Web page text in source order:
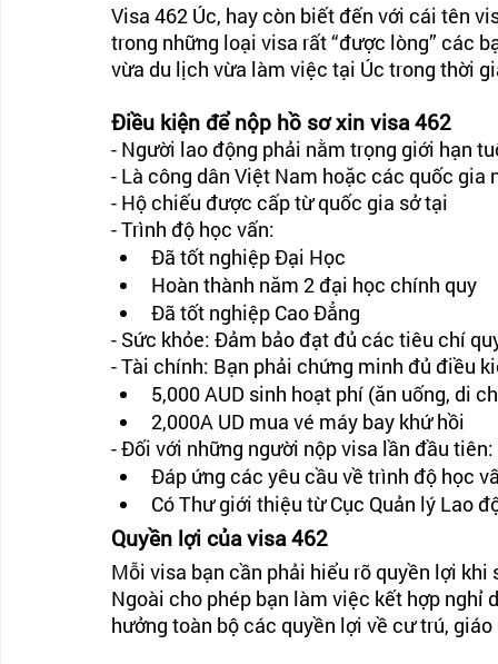
Visa 462 Úc, hay còn biết đến với cái tên
trong những loại visa rất “được lòng” các
vừa du lịch vừa làm việc tại Úc trong thời
Điều kiện để nộp hồ sơ xin visa 462
- Người lao động phải nằm trọng giới hạn
- Là công dân Việt Nam hoặc các quốc gia
- Hộ chiếu được cấp từ quốc gia sở tại
- Trình độ học vấn:
Đã tốt nghiệp Đại Học
Hoàn thành năm 2 đại học chính quy
Đã tốt nghiệp Cao Đẳng
- Sức khỏe: Đảm bảo đạt đủ các tiêu chí
- Tài chính: Bạn phải chứng minh đủ điều
5,000 AUD sinh hoạt phí (ăn uống, di
2,000A UD mua vé máy bay khứ hồi
- Đối với những người nộp visa lần đầu tiên:
Đáp ứng các yêu cầu về trình độ học
Có Thư giới thiệu từ Cục Quản lý Lao
Quyền lợi của visa 462
Mỗi visa bạn cần phải hiểu rõ quyền lợi
Ngoài cho phép bạn làm việc kết hợp nghỉ
hưởng toàn bộ các quyền lợi về cư trú,